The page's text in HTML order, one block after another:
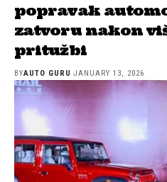
popravak
zatvoru nakon
pritužbi
BYAUTO GURU JANUARY 13, 2026